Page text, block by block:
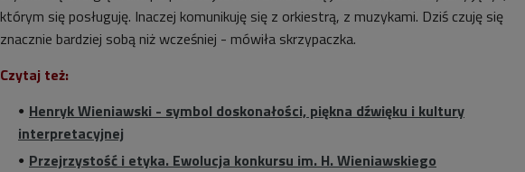
którym się posługuję. Inaczej komunikuję się z orkiestrą, z muzykami. Dziś czuję się
znacznie bardziej sobą niż wcześniej - mówiła skrzypaczka.
Czytaj też:
Henryk Wieniawski - symbol doskonałości, piękna dźwięku i kultury
interpretacyjnej
Przejrzystość i etyka. Ewolucja konkursu im. H. Wieniawskiego